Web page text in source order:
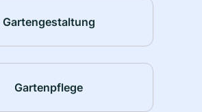
Gartengestaltung
Gartenpflege